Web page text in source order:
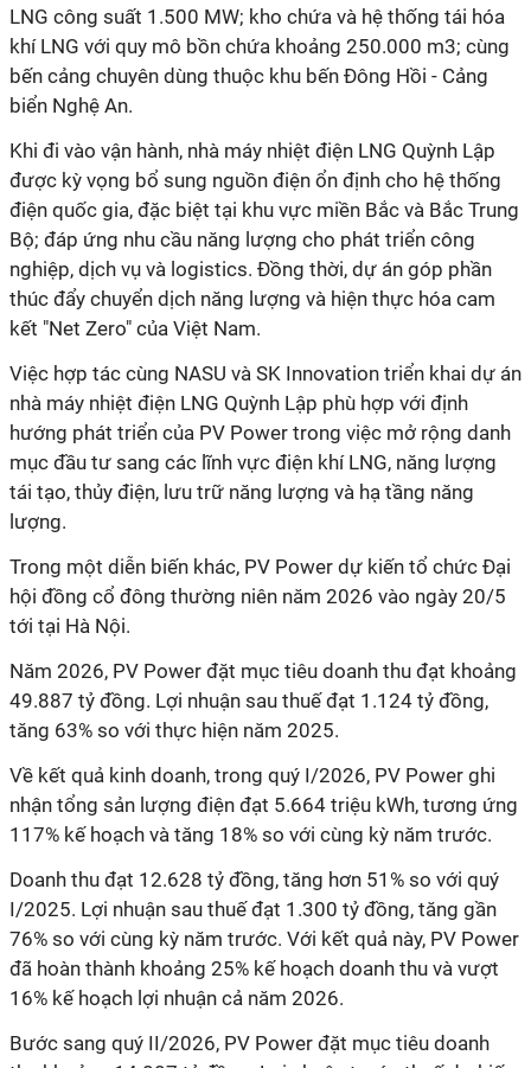
LNG công suất 1.500 MW; kho chứa và hệ thống tái hóa
khí LNG với quy mô bồn chứa khoảng 250.000 m3; cùng
bến cảng chuyên dùng thuộc khu bến Đông Hồi - Cảng
biển Nghệ An.
Khi đi vào vận hành, nhà máy nhiệt điện LNG Quỳnh Lập
được kỳ vọng bổ sung nguồn điện ổn định cho hệ thống
điện quốc gia, đặc biệt tại khu vực miền Bắc và Bắc Trung
Bộ; đáp ứng nhu cầu năng lượng cho phát triển công
nghiệp, dịch vụ và logistics. Đồng thời, dự án góp phần
thúc đẩy chuyển dịch năng lượng và hiện thực hóa cam
kết "Net Zero" của Việt Nam.
Việc hợp tác cùng NASU và SK Innovation triển khai dự án
nhà máy nhiệt điện LNG Quỳnh Lập phù hợp với định
hướng phát triển của PV Power trong việc mở rộng danh
mục đầu tư sang các lĩnh vực điện khí LNG, năng lượng
tái tạo, thủy điện, lưu trữ năng lượng và hạ tầng năng
lượng.
Trong một diễn biến khác, PV Power dự kiến tổ chức Đại
hội đồng cổ đông thường niên năm 2026 vào ngày 20/5
tới tại Hà Nội.
Năm 2026, PV Power đặt mục tiêu doanh thu đạt khoảng
49.887 tỷ đồng. Lợi nhuận sau thuế đạt 1.124 tỷ đồng,
tăng 63% so với thực hiện năm 2025.
Về kết quả kinh doanh, trong quý I/2026, PV Power ghi
nhận tổng sản lượng điện đạt 5.664 triệu kWh, tương ứng
117% kế hoạch và tăng 18% so với cùng kỳ năm trước.
Doanh thu đạt 12.628 tỷ đồng, tăng hơn 51% so với quý
I/2025. Lợi nhuận sau thuế đạt 1.300 tỷ đồng, tăng gần
76% so với cùng kỳ năm trước. Với kết quả này, PV Power
đã hoàn thành khoảng 25% kế hoạch doanh thu và vượt
16% kế hoạch lợi nhuận cả năm 2026.
Bước sang quý II/2026, PV Power đặt mục tiêu doanh